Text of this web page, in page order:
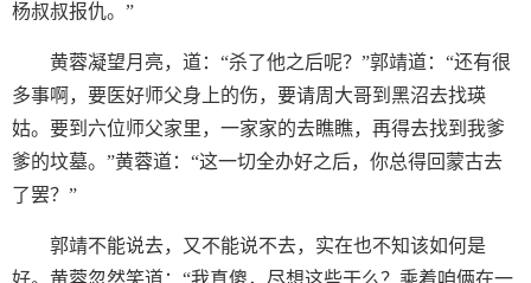
杨叔叔报仇。”
黄蓉凝望月亮，道：“杀了他之后呢？”郭靖道：“还有很
多事啊，要医好师父身上的伤，要请周大哥到黑沼去找瑛
姑。要到六位师父家里，一家家的去瞧瞧，再得去找到我爹
爹的坟墓。”黄蓉道：“这一切全办好之后，你总得回蒙古去
了罢？”
郭靖不能说去，又不能说不去，实在也不知该如何是
好。黄蓉忽然笑道：“我真傻，尽想这些干么？乘着咱俩在一